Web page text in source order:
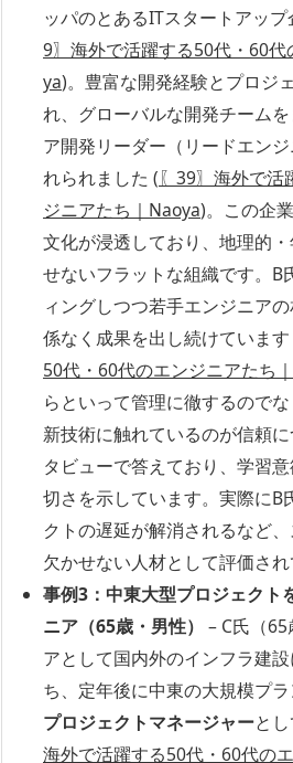
ッパのとあるITスタートアッ
9〗海外で活躍する50代・60
ya)。豊富な開発経験とプロジ
れ、グローバルな開発チーム
ア開発リーダー（リードエン
れられました (〖39〗海外で活
ジニアたち｜Naoya)。この企
文化が浸透しており、地理的
せないフラットな組織です。B
ィングしつつ若手エンジニア
係なく成果を出し続けています
50代・60代のエンジニアたち
らといって管理に徹するので
新技術に触れているのが信頼
タビューで答えており、学習
切さを示しています。実際にB
クトの遅延が解消されるなど
欠かせない人材として評価され
事例3：中東大型プロジェクト
ニア（65歳・男性） – C氏（
アとして国内外のインフラ建
ち、定年後に中東の大規模プ
プロジェクトマネージャーと
海外で活躍する50代・60代の